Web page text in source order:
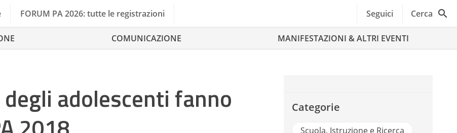
FORUM PA 2026: tutte le registrazioni Seguici Cerca
COMUNICAZIONE MANIFESTAZIONI & ALTRI EVENTI
adolescenti fanno
Categorie
Scuola, Istruzione e Ricerca